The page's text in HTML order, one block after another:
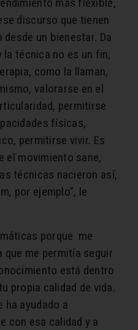
más flexible,
discurso que tienen
un bienestar. Da
técnica no es un fin,
como la llaman,
valorarse en el
permitirse
físicas,
permitirse vivir. Es
el movimiento sane,
técnicas nacieron así,
por ejemplo”, le
porque me
que me permitía seguir
está dentro
propia calidad de vida.
ha ayudado a
con esa calidad y a